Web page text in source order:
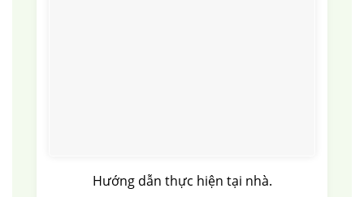
Hướng dẫn thực hiện tại nhà.